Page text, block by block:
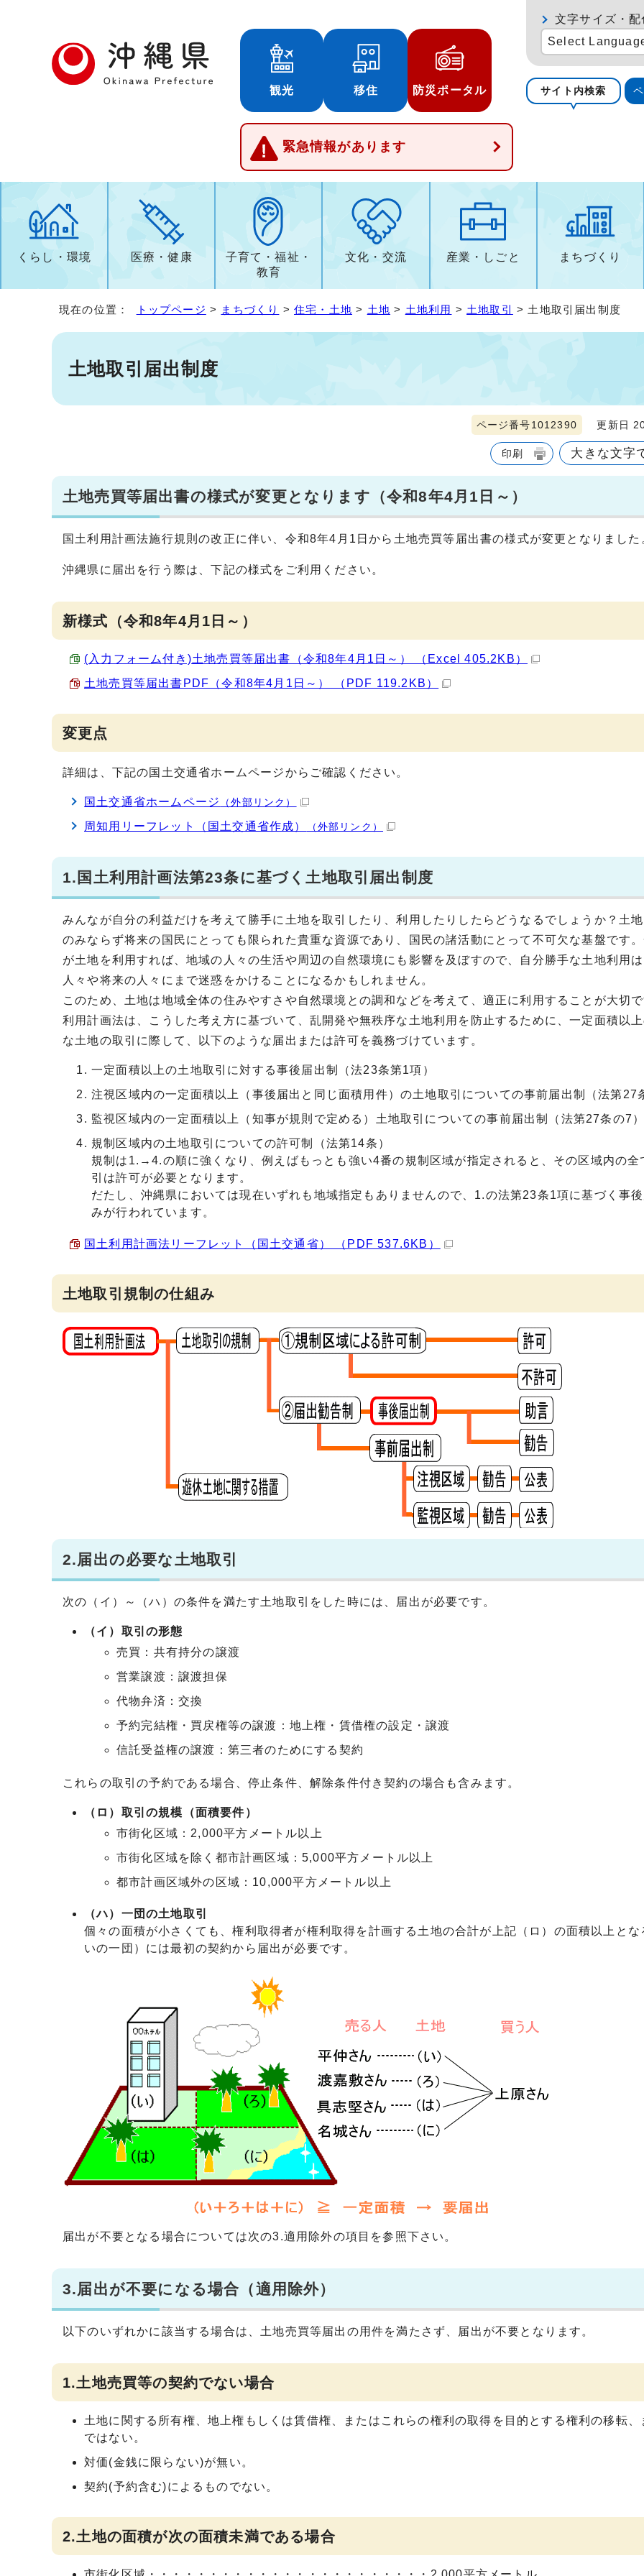
観光 移住 防災ポータル
緊急情報があります
文字サイズ・配
Select
サイト内検索
くらし・環境 医療・健康
子育て・福祉・
教育
文化・交流 産業・しごと まちづくり
現在の位置： トップページ > まちづくり >住宅・土地 > 土地 > 土地利用 > 土地取引 > 土地取引届出制度
土地取引届出制度
ページ番号1012390 更新日
印刷 大きな文字
土地売買等届出書の様式が変更となります（令和8年4月1日～）
国土利用計画法施行規則の改正に伴い、令和8年4月1日から土地売買等届出書の様式が変更となりました
沖縄県に届出を行う際は、下記の様式をご利用ください。
新様式（令和8年4月1日～）
(入力フォーム付き)土地売買等届出書（令和8年4月1日～） （Excel 405.2KB）
土地売買等届出書PDF（令和8年4月1日～） （PDF 119.2KB）
変更点
詳細は、下記の国土交通省ホームページからご確認ください。
国土交通省ホームページ （外部リンク）
周知用リーフレット（国土交通省作成） （外部リンク）
1.国土利用計画法第23条に基づく土地取引届出制度
みんなが自分の利益だけを考えて勝手に土地を取引したり、利用したりしたらどうなるでしょうか？土
のみならず将来の国民にとっても限られた貴重な資源であり、国民の諸活動にとって不可欠な基盤です。
が土地を利用すれば、地域の人々の生活や周辺の自然環境にも影響を及ぼすので、自分勝手な土地利用
人々や将来の人々にまで迷惑をかけることになるかもしれません。
このため、土地は地域全体の住みやすさや自然環境との調和などを考えて、適正に利用することが大切
利用計画法は、こうした考え方に基づいて、乱開発や無秩序な土地利用を防止するために、一定面積以
な土地の取引に際して、以下のような届出または許可を義務づけています。
一定面積以上の土地取引に対する事後届出制（法23条第1項）
注視区域内の一定面積以上（事後届出と同じ面積用件）の土地取引についての事前届出制（法第27
監視区域内の一定面積以上（知事が規則で定める）土地取引についての事前届出制（法第27条の7）
規制区域内の土地取引についての許可制（法第14条）
規制は1.→4.の順に強くなり、例えばもっとも強い4番の規制区域が指定されると、その区域内の全
引は許可が必要となります。
だたし、沖縄県においては現在いずれも地域指定もありませんので、1.の法第23条1項に基づく事
みが行われています。
国土利用計画法リーフレット（国土交通省） （PDF 537.6KB）
土地取引規制の仕組み
2.届出の必要な土地取引
次の（イ）～（ハ）の条件を満たす土地取引をした時には、届出が必要です。
（イ）取引の形態
売買：共有持分の譲渡
営業譲渡：譲渡担保
代物弁済：交換
予約完結権・買戻権等の譲渡：地上権・賃借権の設定・譲渡
信託受益権の譲渡：第三者のためにする契約
これらの取引の予約である場合、停止条件、解除条件付き契約の場合も含みます。
（ロ）取引の規模（面積要件）
市街化区域：2,000平方メートル以上
市街化区域を除く都市計画区域：5,000平方メートル以上
都市計画区域外の区域：10,000平方メートル以上
（ハ）一団の土地取引
個々の面積が小さくても、権利取得者が権利取得を計画する土地の合計が上記（ロ）の面積以上とな
いの一団）には最初の契約から届出が必要です。
届出が不要となる場合については次の3.適用除外の項目を参照下さい。
3.届出が不要になる場合（適用除外）
以下のいずれかに該当する場合は、土地売買等届出の用件を満たさず、届出が不要となります。
1.土地売買等の契約でない場合
土地に関する所有権、地上権もしくは賃借権、またはこれらの権利の取得を目的とする権利の移転、
ではない。
対価(金銭に限らない)が無い。
契約(予約含む)によるものでない。
2.土地の面積が次の面積未満である場合